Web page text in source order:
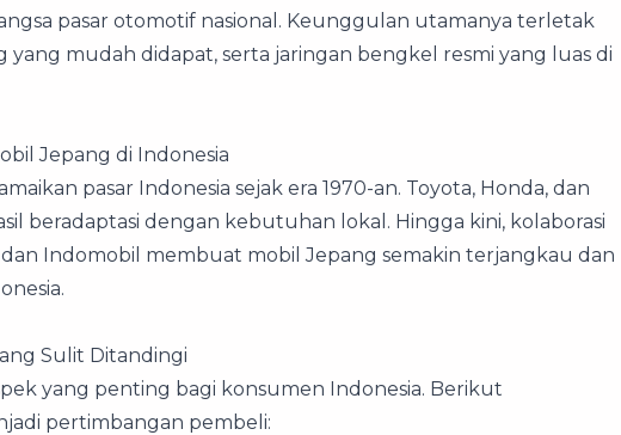
pasar otomotif nasional. Keunggulan utamanya terletak
yang mudah didapat, serta jaringan bengkel resmi yang luas di
Jepang di Indonesia
pasar Indonesia sejak era 1970-an. Toyota, Honda, dan
beradaptasi dengan kebutuhan lokal. Hingga kini, kolaborasi
Indomobil membuat mobil Jepang semakin terjangkau dan
Sulit Ditandingi
yang penting bagi konsumen Indonesia. Berikut
pertimbangan pembeli: